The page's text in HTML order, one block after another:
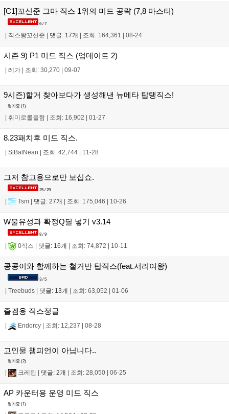
[C1]꼬신준 그마 직스 1위의 미드 공략 (7,8 마스터)
6 / 7
직스왕꼬신준 댓글: 17개 조회: 164,361 08-24
시즌 9) P1 미드 직스 (업데이트 2)
례가 조회: 30,270 09-07
9시즌)할거 찾아보다가 생성해낸 뉴메타 탑탱직스!
평가중 (1)
| 취미로롤을함 | 조회: 16,902 | 01-27
8.23패치후 미드 직스.
| SiBalNean | 조회: 42,744 | 11-28
그저 참고용으로만 보십쇼.
25 / 29
Tsm 댓글: 27개 조회: 175,046 10-26
W불유성과 확정Q딜 넣기 v3.14
8 / 9
0직스 댓글: 16개 조회: 74,872 10-11
콩콩이와 함께하는 철거반 탑직스(feat.서리여왕)
3 / 5
| Treebuds | 댓글: 13개 | 조회: 63,052 | 01-06
즐겜용 직스정글
| Endorcy | 조회: 12,237 | 08-28
고인물 챔피언이 아닙니다..
평가중 (2)
크레틴 댓글: 2개 조회: 28,050 06-25
AP 카운터용 운영 미드 직스
평가중 (1)